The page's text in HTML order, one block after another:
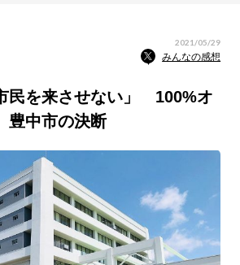
2021/05/29
みんなの感想
民を来させない」 100%オ
豊中市の決断